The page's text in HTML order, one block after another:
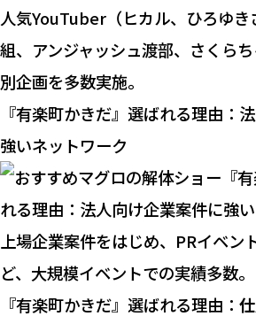
人気YouTuber（ヒカル、ひろゆき
組、アンジャッシュ渡部、さくら
別企画を多数実施。
『有楽町かきだ』選ばれる理由：
強いネットワーク
上場企業案件をはじめ、PRイベン
ど、大規模イベントでの実績多数。
『有楽町かきだ』選ばれる理由：